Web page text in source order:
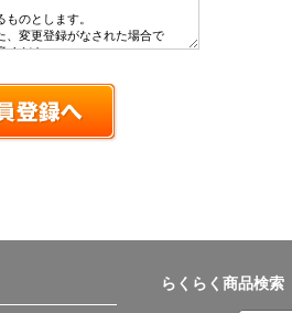
らくらく商品検索